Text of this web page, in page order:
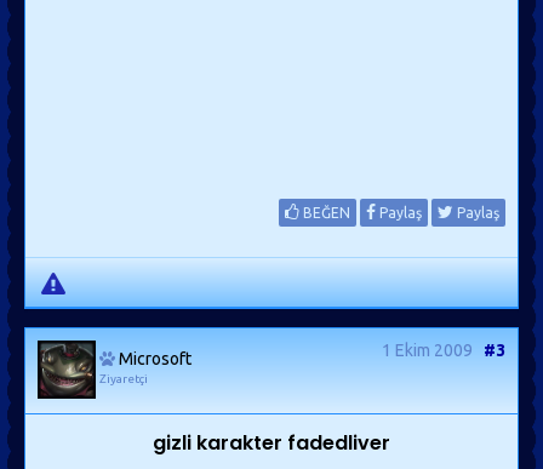
BEĞEN Paylaş Paylaş
Microsoft
Ziyaretçi
1 Ekim 2009 #3
gizli karakter fadedliver